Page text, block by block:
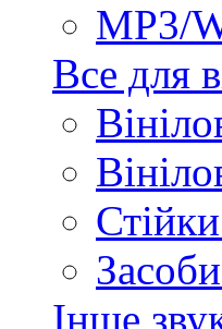
MP3/
Все для
Інше